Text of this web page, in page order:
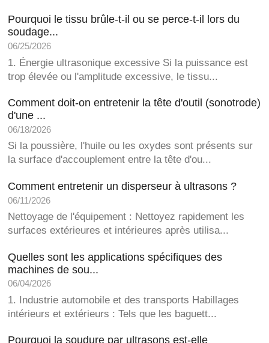
Pourquoi le tissu brûle-t-il ou se perce-t-il lors du
soudage...
06/25/2026
1. Énergie ultrasonique excessive Si la puissance est
trop élevée ou l'amplitude excessive, le tissu...
Comment doit-on entretenir la tête d'outil (sonotrode)
d'une ...
06/18/2026
Si la poussière, l'huile ou les oxydes sont présents sur
la surface d'accouplement entre la tête d'ou...
Comment entretenir un disperseur à ultrasons ?
06/11/2026
Nettoyage de l'équipement : Nettoyez rapidement les
surfaces extérieures et intérieures après utilisa...
Quelles sont les applications spécifiques des
machines de sou...
06/04/2026
1. Industrie automobile et des transports Habillages
intérieurs et extérieurs : Tels que les baguett...
Pourquoi la soudure par ultrasons est-elle